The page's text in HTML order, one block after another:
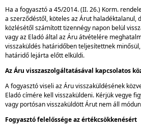
Ha a fogyasztó a 45/2014. (II. 26.) Korm.
a szerződéstől, köteles az Árut haladéktalanul,
közlésétől számított tizennégy napon belül
vagy az Eladó által az Áru átvételére
visszaküldés határidőben teljesítettnek
határidő lejárta előtt elküldi.
Az Áru visszaszolgáltatásával kapcsolatos
A fogyasztó viseli az Áru visszaküldésének
Eladó címére kell visszaküldeni. Kérjük vegye
vagy portósan visszaküldött Árut nem áll
Fogyasztó felelőssége az értékcsökkenésért